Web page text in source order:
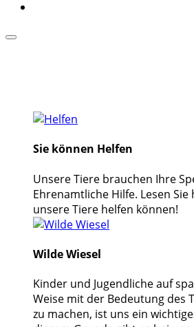
Sie können Helfen
Unsere Tiere brauchen Ihre
Ehrenamtliche Hilfe. Lesen Sie
unsere Tiere helfen können!
Wilde Wiesel
Kinder und Jugendliche auf
Weise mit der Bedeutung des
zu machen, ist uns ein